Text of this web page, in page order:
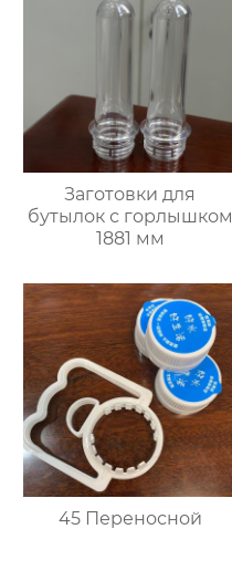
Заготовки для
бутылок с горлышком
1881 мм
45 Переносной